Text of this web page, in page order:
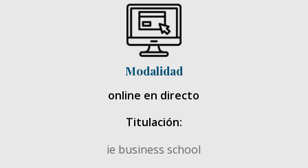
Modalidad
online en directo
Titulación:
ie business school